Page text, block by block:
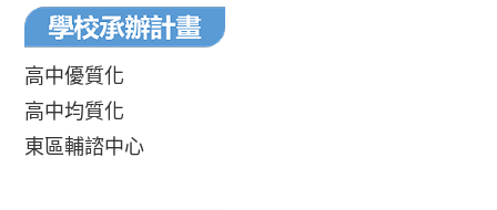
高中優質化
高中均質化
東區輔諮中心